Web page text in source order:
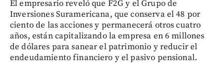
El empresario reveló que F2G y el Grupo de
Inversiones Suramericana, que conserva el 48 por
ciento de las acciones y permanecerá otros cuatro
años, están capitalizando la empresa en 6 millones
de dólares para sanear el patrimonio y reducir el
endeudamiento financiero y el pasivo pensional.